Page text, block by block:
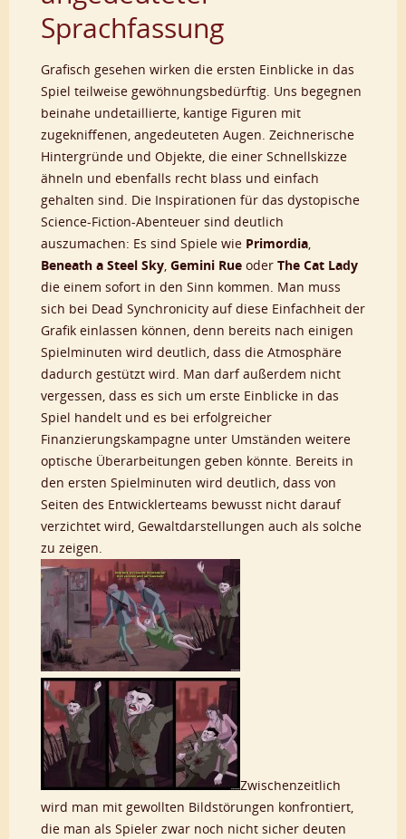
Sprachfassung
Grafisch gesehen wirken die ersten Einblicke in das
Spiel teilweise gewöhnungsbedürftig. Uns begegnen
beinahe undetaillierte, kantige Figuren mit
zugekniffenen, angedeuteten Augen. Zeichnerische
Hintergründe und Objekte, die einer Schnellskizze
ähneln und ebenfalls recht blass und einfach
gehalten sind. Die Inspirationen für das dystopische
Science-Fiction-Abenteuer sind deutlich
auszumachen: Es sind Spiele wie Primordia,
Beneath a Steel Sky, Gemini Rue oder The Cat Lady
die einem sofort in den Sinn kommen. Man muss
sich bei Dead Synchronicity auf diese Einfachheit der
Grafik einlassen können, denn bereits nach einigen
Spielminuten wird deutlich, dass die Atmosphäre
dadurch gestützt wird. Man darf außerdem nicht
vergessen, dass es sich um erste Einblicke in das
Spiel handelt und es bei erfolgreicher
Finanzierungskampagne unter Umständen weitere
optische Überarbeitungen geben könnte. Bereits in
den ersten Spielminuten wird deutlich, dass von
Seiten des Entwicklerteams bewusst nicht darauf
verzichtet wird, Gewaltdarstellungen auch als solche
zu zeigen.
Zwischenzeitlich
wird man mit gewollten Bildstörungen konfrontiert,
die man als Spieler zwar noch nicht sicher deuten